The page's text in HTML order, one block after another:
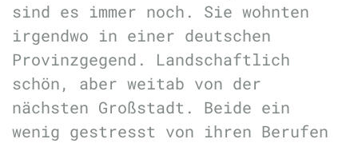
sind es immer noch. Sie wohnten
irgendwo in einer deutschen
Provinzgegend. Landschaftlich
schön, aber weitab von der
nächsten Großstadt. Beide ein
wenig gestresst von ihren Berufen